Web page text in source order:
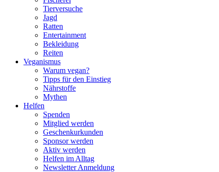
Tierversuche
Jagd
Ratten
Entertainment
Bekleidung
Reiten
Veganismus
Warum vegan?
Tipps für den Einstieg
Nährstoffe
Mythen
Helfen
Spenden
Mitglied werden
Geschenkurkunden
Sponsor werden
Aktiv werden
Helfen im Alltag
Newsletter Anmeldung